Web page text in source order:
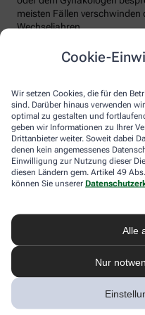
Cookie-
Wir setzen Cookies, die für den
sind. Darüber hinaus verwenden
optimal zu gestalten und
geben wir Informationen zu Ihrer
Drittanbieter weiter. Soweit dabei
denen kein angemessenes
Einwilligung zur Nutzung dieser
diesen Ländern gem. Artikel 49
können Sie unserer
Alle
Nur
meisten Fällen verschwinden
Wechseljahren.
Voraussetzung für eine
immer, dass die
nehmen und ärztlich
einreden lassen, sie seien
Melden Sie sich
sich Ihren 10%
Apotheke